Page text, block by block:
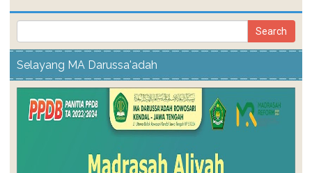
Selayang MA Darussa'adah